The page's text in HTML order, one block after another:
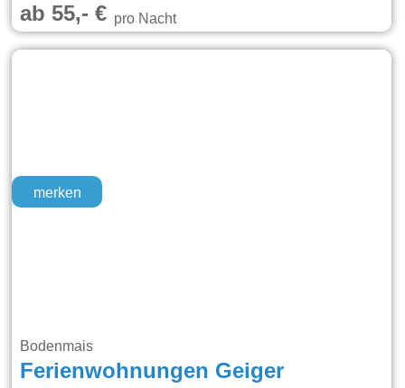
ab 55,- €pro Nacht
merken
Bodenmais
Ferienwohnungen Geiger